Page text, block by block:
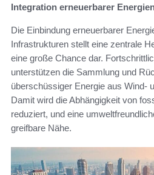
Integration erneuerbarer
Die Einbindung erneuerbarer
Infrastrukturen stellt eine zentrale
eine große Chance dar.
unterstützen die Sammlung und
überschüssiger Energie aus Wind-
Damit wird die Abhängigkeit von
reduziert, und eine
greifbare Nähe.